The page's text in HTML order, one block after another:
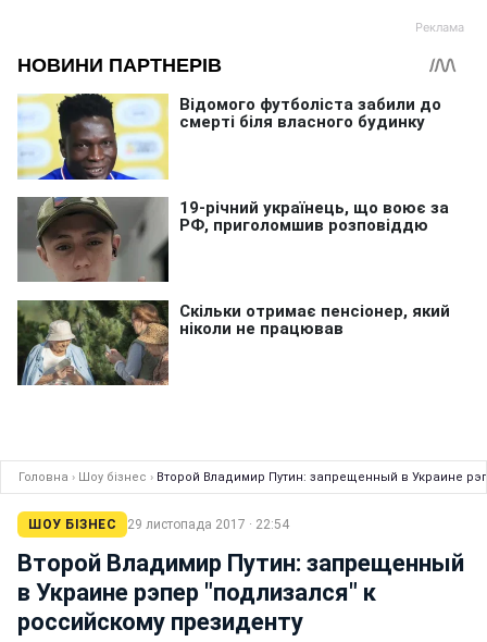
Головна › Шоу бізнес › Второй Владимир Путин: запрещенный в Украине
ШОУ БІЗНЕС 29 листопада 2017 · 22:54
Второй Владимир Путин: запрещенный
в Украине рэпер "подлизался" к
российскому президенту